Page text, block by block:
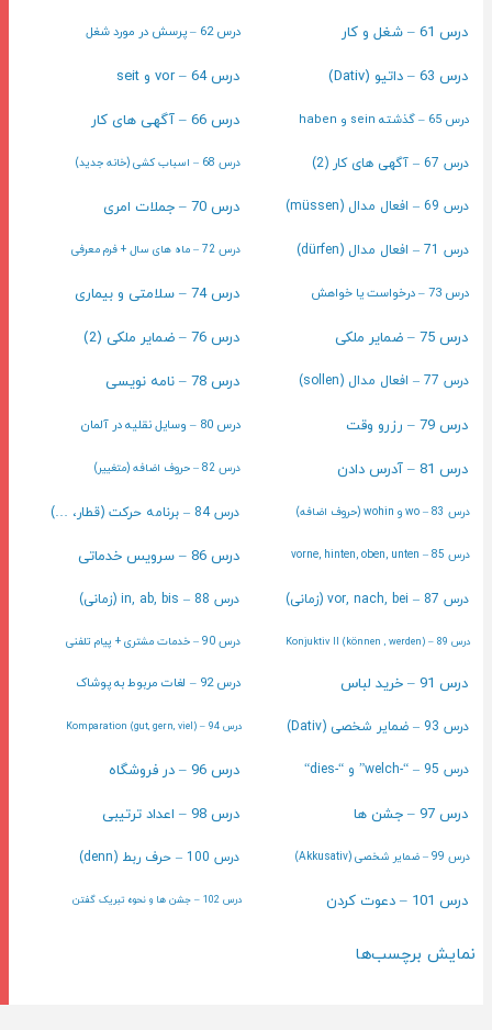
درس 61 – شغل و کار درس 62 – پرسش در مورد شغل
درس 63 – داتیو (Dativ) درس 64 – vor و seit
درس 65 – گذشته sein و haben درس 66 – آگهی های کار
درس 67 – آگهی های کار (2) درس 68 – اسباب کشی (خانه جدید)
درس 69 – افعال مدال (müssen) درس 70 – جملات امری
درس 71 – افعال مدال (dürfen) درس 72 – ماه های سال + فرم معرفی
درس 73 – درخواست یا خواهش درس 74 – سلامتی و بیماری
درس 75 – ضمایر ملکی درس 76 – ضمایر ملکی (2)
درس 77 – افعال مدال (sollen) درس 78 – نامه نویسی
درس 79 – رزرو وقت درس 80 – وسایل نقلیه در آلمان
درس 81 – آدرس دادن درس 82 – حروف اضافه (متغییر)
درس 83 – wo و wohin (حروف اضافه) درس 84 – برنامه حرکت (قطار، …)
درس 85 – vorne, hinten, oben, unten درس 86 – سرویس خدماتی
درس 87 – vor, nach, bei (زمانی) درس 88 – in, ab, bis (زمانی)
درس 89 – (können , werden) Konjuktiv II درس 90 – خدمات مشتری + پیام تلفنی
درس 91 – خرید لباس درس 92 – لغات مربوط به پوشاک
درس 93 – ضمایر شخصی (Dativ) درس 94 – (gut, gern, viel) Komparation
درس 95 – “-welch” و “-dies“ درس 96 – در فروشگاه
درس 97 – جشن ها درس 98 – اعداد ترتیبی
درس 99 – ضمایر شخصی (Akkusativ) درس 100 – حرف ربط (denn)
درس 101 – دعوت کردن درس 102 – جشن ها و نحوه تبریک گفتن
نمایش برچسب‌ها